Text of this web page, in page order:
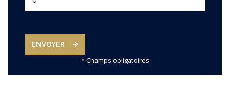
ENVOYER
* Champs obligatoires